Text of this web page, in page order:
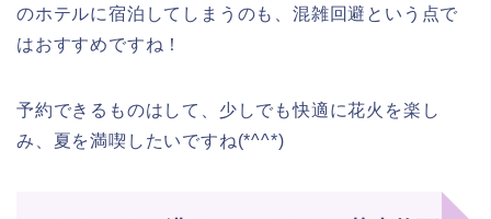
のホテルに宿泊してしまうのも、混雑回避という点で
はおすすめですね！
予約できるものはして、少しでも快適に花火を楽し
み、夏を満喫したいですね(*^^*)